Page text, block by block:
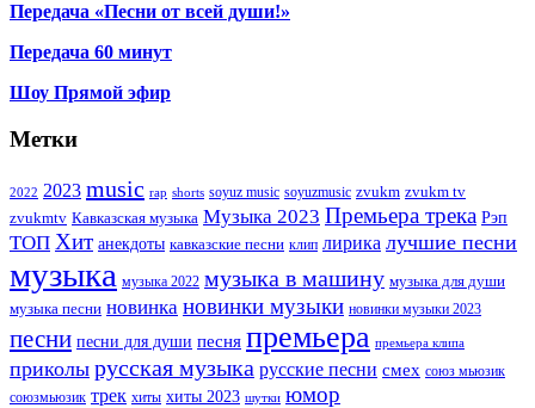
Передача «Песни от всей души!»
Передача 60 минут
Шоу Прямой эфир
Метки
2022 2023 music rap shorts soyuz music soyuzmusic zvukm zvukm tv
zvukmtv Кавказская музыка Музыка 2023 Премьера трека Рэп
ТОП Хит анекдоты кавказские песни клип лирика лучшие песни
музыка музыка 2022 музыка в машину музыка для души
музыка песни новинка новинки музыки новинки музыки 2023
песни песни для души песня премьера премьера клипа
приколы русская музыка русские песни смех союз мьюзик
союзмьюзик трек хиты хиты 2023 шутки юмор